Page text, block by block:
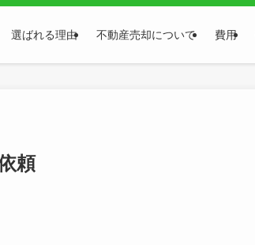
選ばれる理由 不動産売却について 費用
頼